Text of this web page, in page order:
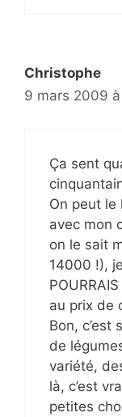
Christophe
9 mars 2009
Ça sent
On peut le
avec mon
on le sait
14000 !),
au prix de
Bon, c’est
de
variété,
là, c’est
petites